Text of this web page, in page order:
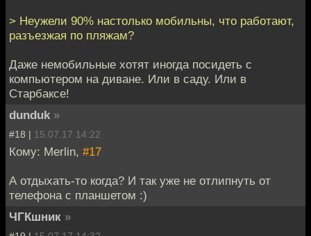
> Неужели 90% настолько мобильны, что работают,
разъезжая по пляжам?
Даже немобильные хотят иногда посидеть с
компьютером на диване. Или в саду. Или в
Старбаксе!
dunduk »
#18 | 15.07.17 14:22
Кому: Merlin, #17
А отдыхать-то когда? И так уже не отлипнуть от
телефона с планшетом :)
ЧГКшник »